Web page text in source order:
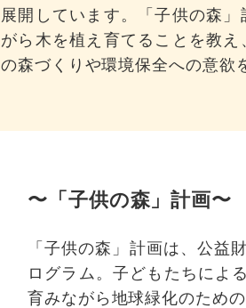
展開しています。「子供の森
がら木を植え育てることを教
の森づくりや環境保全への意欲
〜「子供の森」計画〜
「子供の森」計画は、公益
ログラム。子どもたちによ
育みながら地球緑化のため